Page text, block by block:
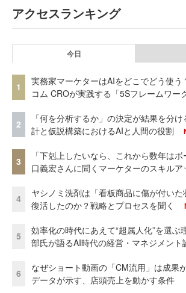
アクセスランキング
今日
1
実務家マーケターはAIをどこでどう使う
コム CROが実践する「5Sフレームワー
2
「何を分析するか」の決定が結果を分
計と仮説構築におけるAIと人間の役割
3
「下剋上したいなら、これから数年は
口義宏さんに聞くマーケターのスキルア
4
ヤシノミ洗剤は「看板商品に傷が付いた
復活したのか？戦略とプロセスを聞く
5
効率化の時代にあえて“超属人化”を選
部氏が語るAI時代の経営・マネジメント
6
なぜショート動画の「CM流用」は成果
データが示す、店頭売上を動かす条件